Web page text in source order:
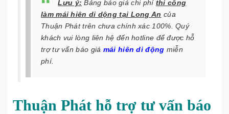
Lưu ý: Bảng báo giá chi phí thi công
làm mái hiên di dộng tại Long An của
Thuận Phát trên chưa chính xác 100%. Quý
khách vui lòng liên hệ đến hotline để được hỗ
trợ tư vấn báo giá mái hiên di động miễn
phí.
Thuận Phát hỗ trợ tư vấn báo